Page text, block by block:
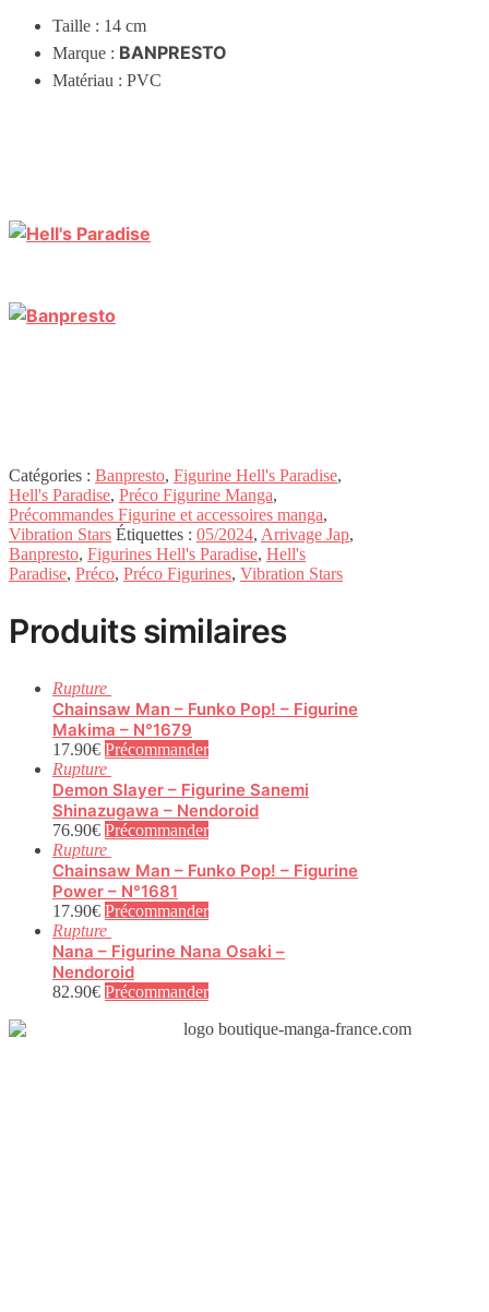
Taille : 14 cm
Marque : BANPRESTO
Matériau : PVC
Catégories : Banpresto, Figurine Hell's Paradise,
Hell's Paradise, Préco Figurine Manga,
Précommandes Figurine et accessoires manga,
Vibration Stars Étiquettes : 05/2024, Arrivage Jap,
Banpresto, Figurines Hell's Paradise, Hell's
Paradise, Préco, Préco Figurines, Vibration Stars
Produits similaires
Rupture
Chainsaw Man – Funko Pop! – Figurine
Makima – N°1679
17.90€ Précommander
Rupture
Demon Slayer – Figurine Sanemi
Shinazugawa – Nendoroid
76.90€ Précommander
Rupture
Chainsaw Man – Funko Pop! – Figurine
Power – N°1681
17.90€ Précommander
Rupture
Nana – Figurine Nana Osaki –
Nendoroid
82.90€ Précommander